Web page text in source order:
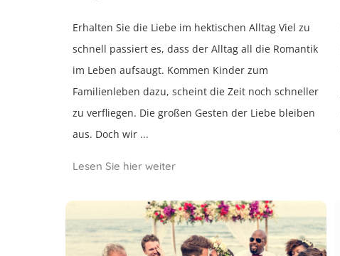
Erhalten Sie die Liebe im hektischen Alltag Viel zu
schnell passiert es, dass der Alltag all die Romantik
im Leben aufsaugt. Kommen Kinder zum
Familienleben dazu, scheint die Zeit noch schneller
zu verfliegen. Die großen Gesten der Liebe bleiben
aus. Doch wir ...
Lesen Sie hier weiter